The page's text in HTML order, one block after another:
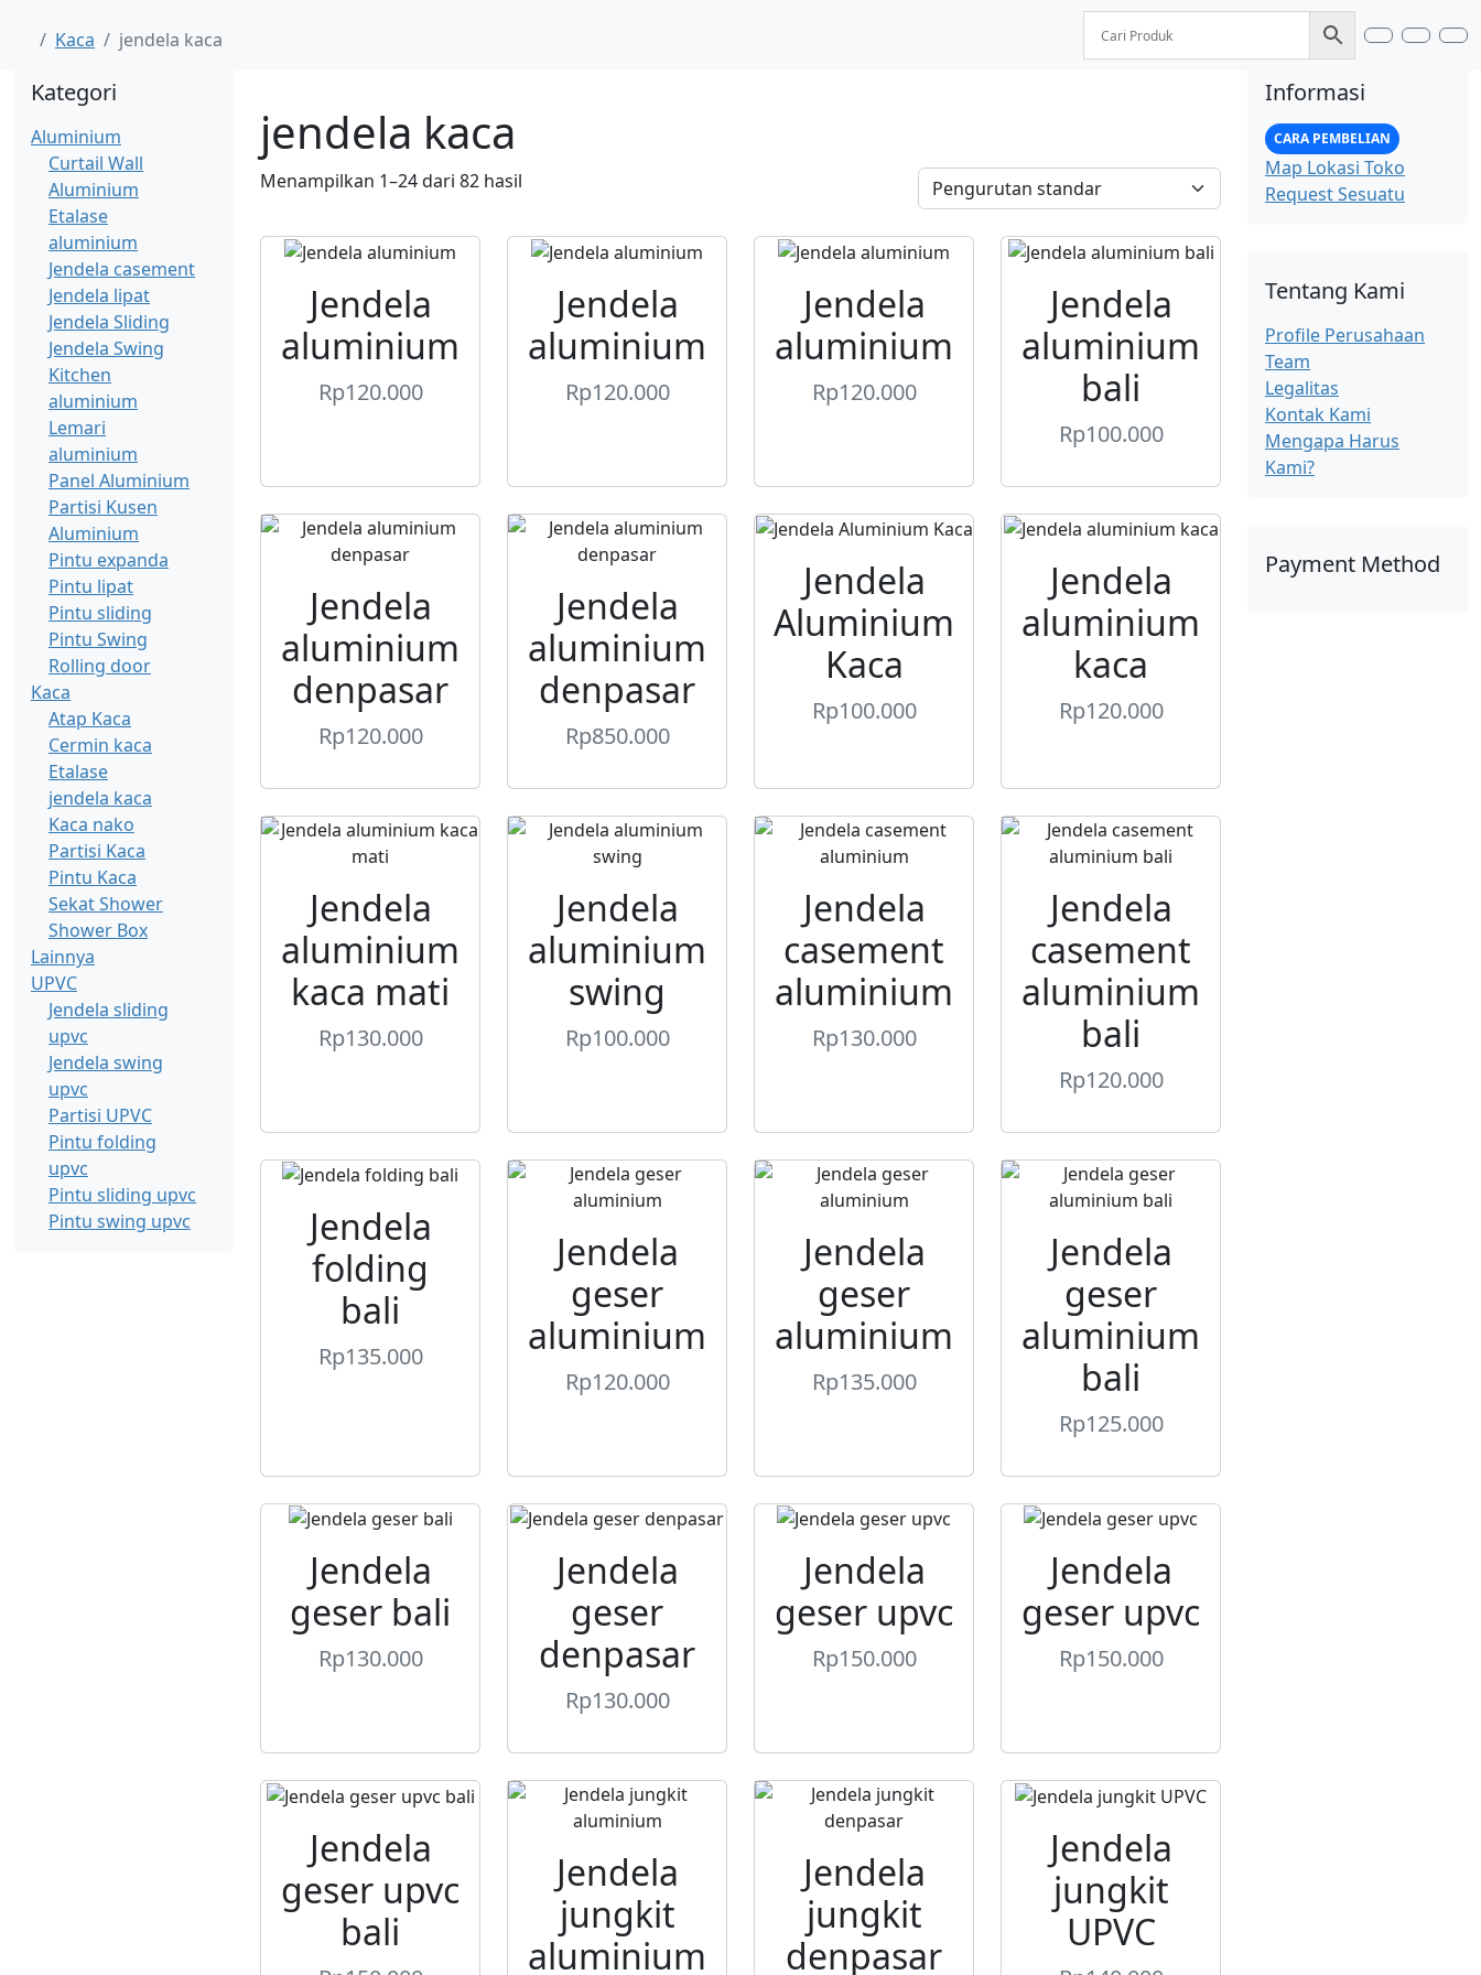
Kaca jendela kaca Search
Kategori
Aluminium
Curtail Wall
Aluminium
Etalase
aluminium
Jendela casement
Jendela lipat
Jendela Sliding
Jendela Swing
Kitchen
aluminium
Lemari
aluminium
Panel Aluminium
Partisi Kusen
Aluminium
Pintu expanda
Pintu lipat
Pintu sliding
Pintu Swing
Rolling door
Kaca
Atap Kaca
Cermin kaca
Etalase
jendela kaca
Kaca nako
Partisi Kaca
Pintu Kaca
Sekat Shower
Shower Box
Lainnya
UPVC
Jendela sliding
upvc
Jendela swing
upvc
Partisi UPVC
Pintu folding
upvc
Pintu sliding upvc
Pintu swing upvc
jendela kaca
Menampilkan 1–24 dari 82 hasil
Jendela
aluminium
Rp120.000
Jendela
aluminium
Rp120.000
Jendela
aluminium
Rp120.000
Jendela
aluminium
bali
Rp100.000
Jendela
aluminium
denpasar
Rp120.000
Jendela
aluminium
denpasar
Rp850.000
Jendela
Aluminium
Kaca
Rp100.000
Jendela
aluminium
kaca
Rp120.000
Jendela
aluminium
kaca mati
Rp130.000
Jendela
aluminium
swing
Rp100.000
Jendela
casement
aluminium
Rp130.000
Jendela
casement
aluminium
bali
Rp120.000
Jendela
folding
bali
Rp135.000
Jendela
geser
aluminium
Rp120.000
Jendela
geser
aluminium
Rp135.000
Jendela
geser
aluminium
bali
Rp125.000
Jendela
geser bali
Rp130.000
Jendela
geser
denpasar
Rp130.000
Jendela
geser upvc
Rp150.000
Jendela
geser upvc
Rp150.000
Jendela
geser upvc
bali
Jendela
jungkit
aluminium
Jendela
jungkit
denpasar
Jendela
jungkit
UPVC
Informasi
CARA PEMBELIAN
Map Lokasi Toko
Request Sesuatu
Tentang Kami
Profile Perusahaan
Team
Legalitas
Kontak Kami
Mengapa Harus
Kami?
Payment Method